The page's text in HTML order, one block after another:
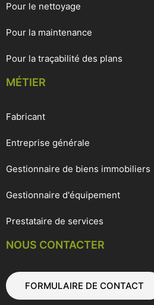
Pour le nettoyage
Pour la maintenance
Pour la traçabilité des plans
MÉTIER
Fabricant
Entreprise générale
Gestionnaire de biens immobiliers
Gestionnaire d'équipement
Prestataire de services
NOUS CONTACTER
FORMULAIRE DE CONTACT